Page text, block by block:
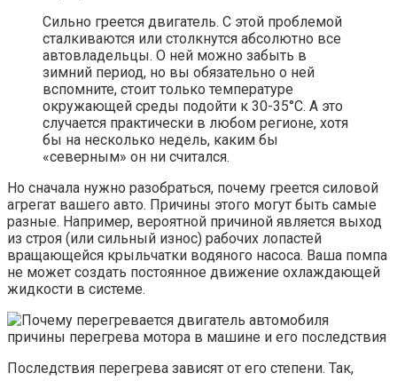
Сильно греется двигатель. С этой проблемой
сталкиваются или столкнутся абсолютно все
автовладельцы. О ней можно забыть в
зимний период, но вы обязательно о ней
вспомните, стоит только температуре
окружающей среды подойти к 30-35°С. А это
случается практически в любом регионе, хотя
бы на несколько недель, каким бы
«северным» он ни считался.
Но сначала нужно разобраться, почему греется силовой
агрегат вашего авто. Причины этого могут быть самые
разные. Например, вероятной причиной является выход
из строя (или сильный износ) рабочих лопастей
вращающейся крыльчатки водяного насоса. Ваша помпа
не может создать постоянное движение охлаждающей
жидкости в системе.
Последствия перегрева зависят от его степени. Так,